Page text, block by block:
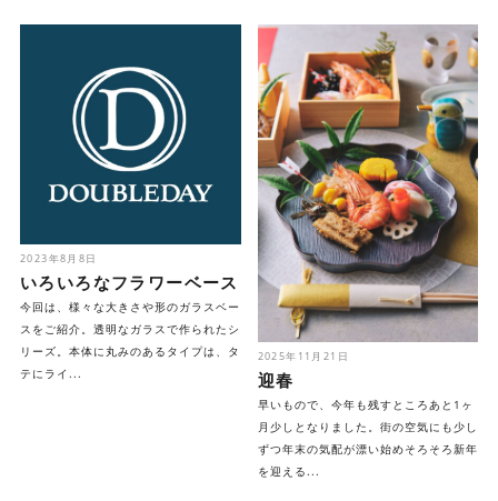
2023年8月8日
いろいろなフラワーベース
今回は、様々な大きさや形のガラスベー
スをご紹介。透明なガラスで作られたシ
リーズ。本体に丸みのあるタイプは、タ
テにライ...
2025年11月21日
迎春
早いもので、今年も残すところあと1ヶ
月少しとなりました。街の空気にも少し
ずつ年末の気配が漂い始めそろそろ新年
を迎える...